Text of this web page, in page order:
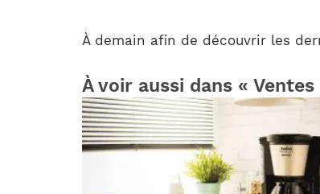
À demain afin de découvrir les
À voir aussi dans «